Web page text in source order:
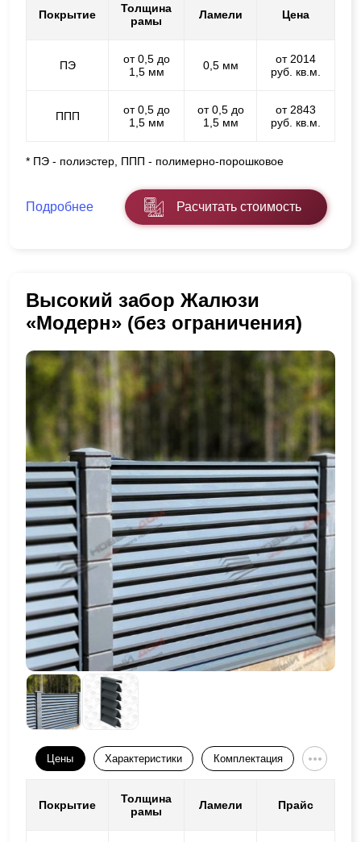
Покрытие
Толщина
рамы
Ламели Цена
ПЭ
от 0,5 до
1,5 мм
0,5 мм
от 2014
руб. кв.м.
ППП
от 0,5 до
1,5 мм
от 0,5 до
1,5 мм
от 2843
руб. кв.м.
* ПЭ - полиэстер, ППП - полимерно-порошковое
Подробнее Расчитать стоимость
Высокий забор Жалюзи
«Модерн» (без ограничения)
Цены Характеристики Комплектация
Покрытие
Толщина
рамы
Ламели Прайс